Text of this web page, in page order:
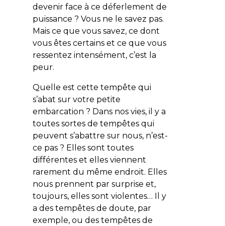
devenir face à ce déferlement de
puissance ? Vous ne le savez pas.
Mais ce que vous savez, ce dont
vous êtes certains et ce que vous
ressentez intensément, c’est la
peur.
Quelle est cette tempête qui
s’abat sur votre petite
embarcation ? Dans nos vies, il y a
toutes sortes de tempêtes qui
peuvent s’abattre sur nous, n’est-
ce pas ? Elles sont toutes
différentes et elles viennent
rarement du même endroit. Elles
nous prennent par surprise et,
toujours, elles sont violentes… Il y
a des tempêtes de doute, par
exemple, ou des tempêtes de